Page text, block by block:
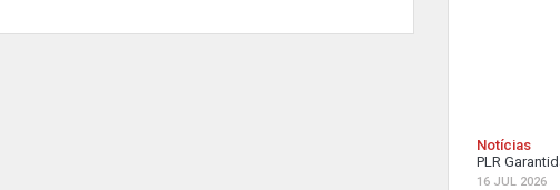
Notícias
PLR
16 JUL 2026